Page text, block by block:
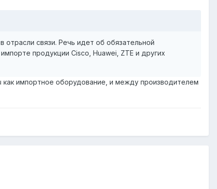
связи. Речь идет об обязательной
продукции Cisco, Huawei, ZTE и других
импортное оборудование, и между производителем